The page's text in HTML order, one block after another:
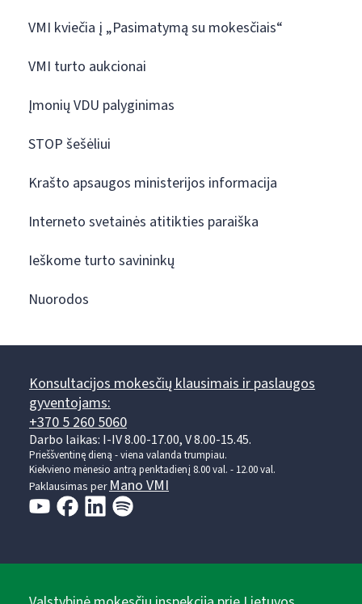
VMI kviečia į „Pasimatymą su mokesčiais“
VMI turto aukcionai
Įmonių VDU palyginimas
STOP šešėliui
Krašto apsaugos ministerijos informacija
Interneto svetainės atitikties paraiška
Ieškome turto savininkų
Nuorodos
Konsultacijos mokesčių klausimais ir paslaugos
gyventojams:
+370 5 260 5060
Darbo laikas: I-IV 8.00-17.00, V 8.00-15.45.
Prieššventinę dieną - viena valanda trumpiau.
Kiekvieno mėnesio antrą penktadienį 8.00 val. - 12.00 val.
Paklausimas perMano VMI